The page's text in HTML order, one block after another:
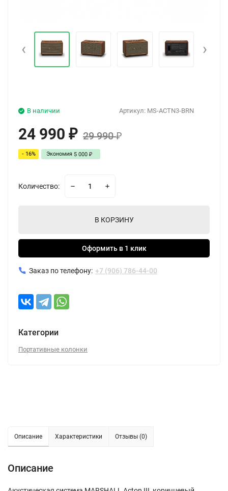
‹ ›
Артикул: MS-ACTN3-BRN
В наличии
24 990 ₽ 29 990₽
- 16% Экономия 5 000 ₽
Количество:
В КОРЗИНУ
Оформить в 1 клик
Заказ по телефону: +7 (906) 786-44-00
Категории
Портативные колонки
Описание Характеристики Отзывы (0)
Описание